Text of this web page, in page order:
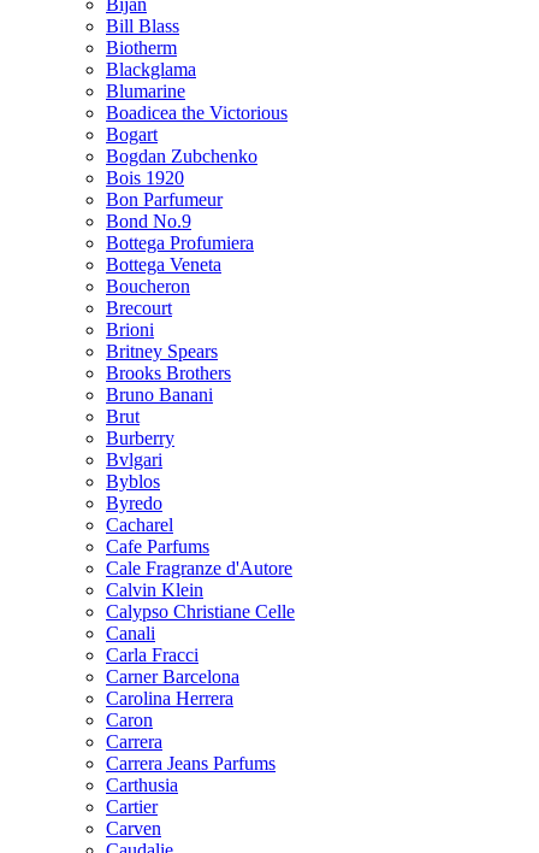
Bijan
Bill Blass
Biotherm
Blackglama
Blumarine
Boadicea the Victorious
Bogart
Bogdan Zubchenko
Bois 1920
Bon Parfumeur
Bond No.9
Bottega Profumiera
Bottega Veneta
Boucheron
Brecourt
Brioni
Britney Spears
Brooks Brothers
Bruno Banani
Brut
Burberry
Bvlgari
Byblos
Byredo
Cacharel
Cafe Parfums
Cale Fragranze d'Autore
Calvin Klein
Calypso Christiane Celle
Canali
Carla Fracci
Carner Barcelona
Carolina Herrera
Caron
Carrera
Carrera Jeans Parfums
Carthusia
Cartier
Carven